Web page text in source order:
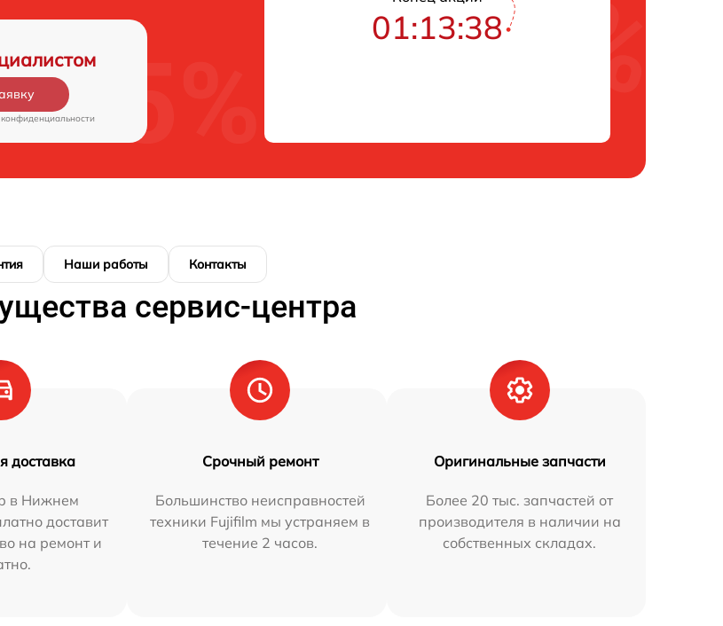
01:13:38
Наши работы Контакты
сервис-центра
доставка
в Нижнем
доставит
на ремонт и
Срочный ремонт
Большинство неисправностей
техники Fujifilm мы устраняем в
течение 2 часов.
Оригинальные запчасти
Более 20 тыс. запчастей от
производителя в наличии на
собственных складах.